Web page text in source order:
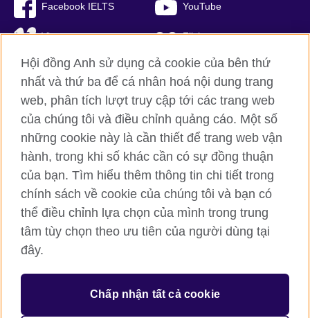
Facebook IELTS YouTube
Vimeo Flickr
RSS TikTok
Hội đồng Anh toàn cầu
Bảo mật thông tin và quy định sử dụng
Cookie
Sơ đồ trang
© 2026 British Council
British Council (Viet Nam) LLC (
(0)24 37281920; email: bchanoi@britishcouncil.org.vn) is a
subsidiary of the British Council which is the United Kingdom’s
Hội đồng Anh sử dụng cả cookie của bên thứ
nhất và thứ ba để cá nhân hoá nội dung trang
web, phân tích lượt truy cập tới các trang web
của chúng tôi và điều chỉnh quảng cáo. Một số
những cookie này là cần thiết để trang web vận
hành, trong khi số khác cần có sự đồng thuận
của bạn. Tìm hiểu thêm thông tin chi tiết trong
chính sách về cookie của chúng tôi và bạn có
thể điều chỉnh lựa chọn của mình trong trung
tâm tùy chọn theo ưu tiên của người dùng tại
đây.
Chấp nhận tất cả cookie